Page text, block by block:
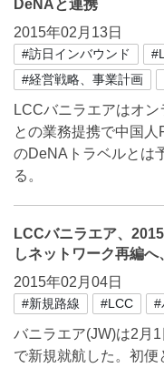
DeNAと連携
2015年02月13日
#訪日インバウンド
#経営戦略、事業計画
LCCバニラエアはオ
との業務提携で中国
のDeNAトラベルとは
る。
LCCバニラエア、
しネットワーク再編
2015年02月04日
#新規路線 #LCC #
バニラエア(JW)は2月
で新規就航した。初